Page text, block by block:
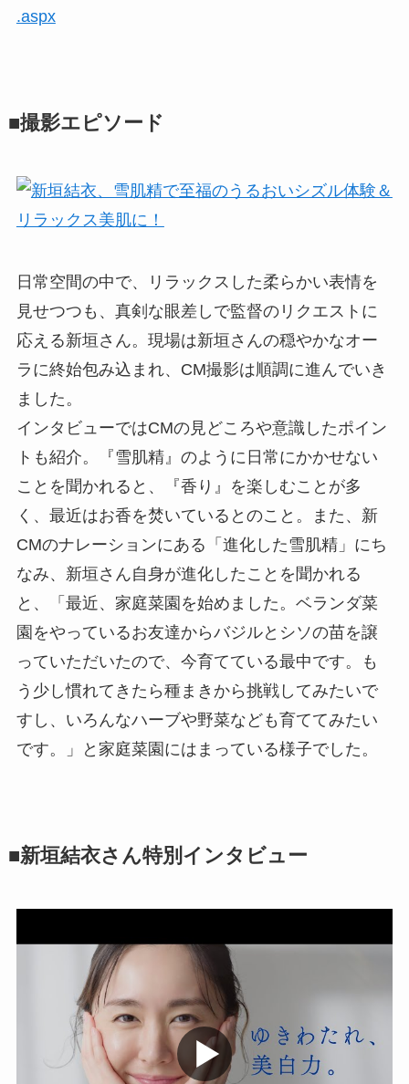
.aspx
■撮影エピソード
日常空間の中で、リラックスした柔らかい表情を
見せつつも、真剣な眼差しで監督のリクエストに
応える新垣さん。現場は新垣さんの穏やかなオー
ラに終始包み込まれ、CM撮影は順調に進んでいき
ました。
インタビューではCMの見どころや意識したポイン
トも紹介。『雪肌精』のように日常にかかせない
ことを聞かれると、『香り』を楽しむことが多
く、最近はお香を焚いているとのこと。また、新
CMのナレーションにある「進化した雪肌精」にち
なみ、新垣さん自身が進化したことを聞かれる
と、「最近、家庭菜園を始めました。ベランダ菜
園をやっているお友達からバジルとシソの苗を譲
っていただいたので、今育てている最中です。も
う少し慣れてきたら種まきから挑戦してみたいで
すし、いろんなハーブや野菜なども育ててみたい
です。」と家庭菜園にはまっている様子でした。
■新垣結衣さん特別インタビュー